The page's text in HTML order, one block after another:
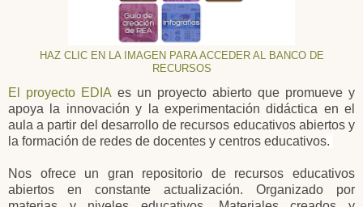
HAZ CLIC EN LA IMAGEN PARA ACCEDER AL BANCO DE
RECURSOS
El proyecto EDIA es un proyecto abierto que promueve y
apoya la innovación y la experimentación didáctica en el
aula a partir del desarrollo de recursos educativos abiertos y
la formación de redes de docentes y centros educativos.
Nos ofrece un gran repositorio de recursos educativos
abiertos en constante actualización. Organizado por